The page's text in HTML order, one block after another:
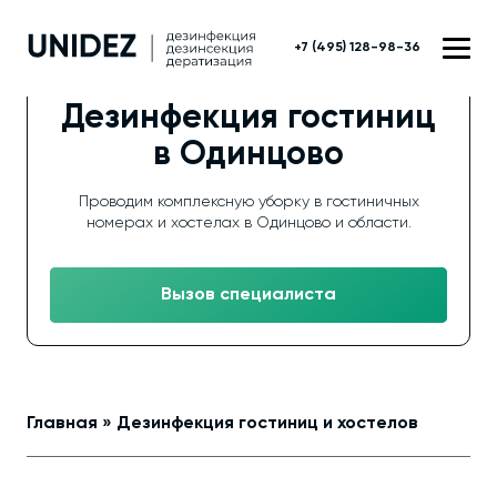
+7 (495) 128-98-36
Дезинфекция гостиниц
в Одинцово
Проводим комплексную уборку в гостиничных
номерах и хостелах в Одинцово и области.
Вызов специалиста
Главная » Дезинфекция гостиниц и хостелов